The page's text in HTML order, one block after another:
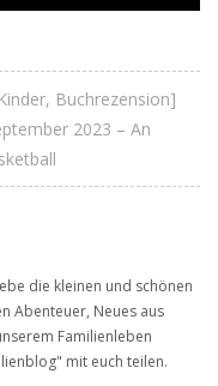
Buchrezension]
2023 – An
die kleinen und schönen
Abenteuer, Neues aus
Familienleben
mit euch teilen.